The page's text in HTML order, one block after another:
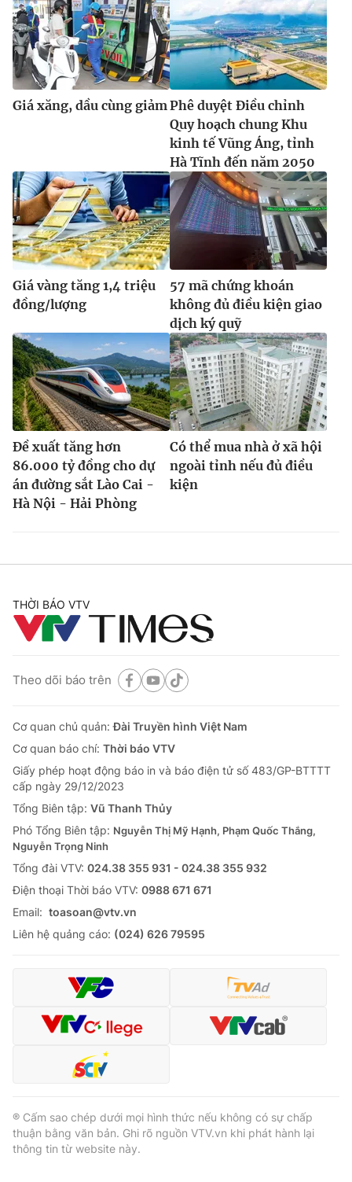
Giá xăng, dầu cùng giảm Phê duyệt Điều chỉnh
Quy hoạch chung Khu
kinh tế Vũng Áng, tỉnh
Hà Tĩnh đến năm 2050
Giá vàng tăng 1,4 triệu
đồng/lượng
57 mã chứng khoán
không đủ điều kiện giao
dịch ký quỹ
Đề xuất tăng hơn
86.000 tỷ đồng cho dự
án đường sắt Lào Cai -
Hà Nội - Hải Phòng
Có thể mua nhà ở xã hội
ngoài tỉnh nếu đủ điều
kiện
THỜI BÁO VTV
Theo dõi báo trên
Cơ quan chủ quản:Đài Truyền hình Việt Nam
Cơ quan báo chí: Thời báo VTV
Giấy phép hoạt động báo in và báo điện tử số 483/GP-BTTTT
cấp ngày 29/12/2023
Tổng Biên tập: Vũ Thanh Thủy
Phó Tổng Biên tập: Nguyễn Thị Mỹ Hạnh, Phạm Quốc Thắng,
Nguyễn Trọng Ninh
Tổng đài VTV: 024.38 355 931 - 024.38 355 932
Ðiện thoại Thời báo VTV: 0988 671 671
Email: toasoan@vtv.vn
Liên hệ quảng cáo: (024) 626 79595
® Cấm sao chép dưới mọi hình thức nếu không có sự chấp
thuận bằng văn bản. Ghi rõ nguồn VTV.vn khi phát hành lại
thông tin từ website này.